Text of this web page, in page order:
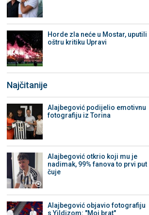
Horde zla neće u Mostar, uputili
oštru kritiku Upravi
Najčitanije
Alajbegović podijelio emotivnu
fotografiju iz Torina
Alajbegović otkrio koji mu je
nadimak, 99% fanova to prvi put
čuje
Alajbegović objavio fotografiju
s Yildizom: "Moj brat"